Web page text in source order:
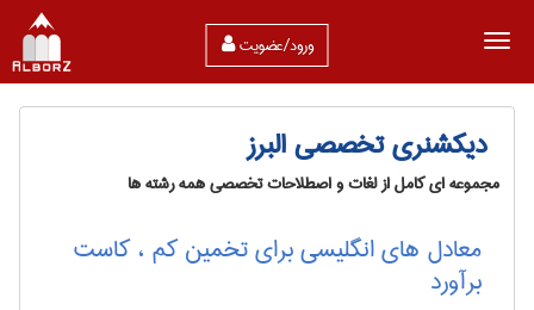
ورود/عضویت
دیکشنری تخصصی البرز
مجموعه ای کامل از لغات و اصطلاحات تخصصی همه رشته ها
معادل های انگلیسی برای تخمین کم ، کاست
برآورد